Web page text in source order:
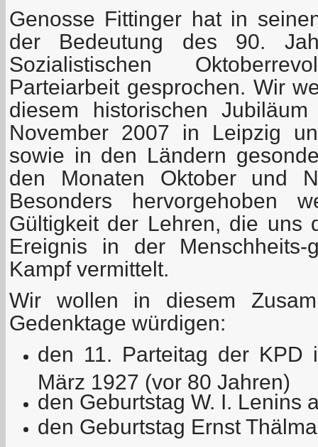
Genosse Fittinger hat in
der Bedeutung des 90.
Sozialistischen
Parteiarbeit gesprochen. Wir
diesem historischen
November 2007 in Leipzig
sowie in den Ländern
den Monaten Oktober und
Besonders hervorgehoben
Gültigkeit der Lehren, die uns
Ereignis in der Menschheits-
Kampf vermittelt.
Wir wollen in diesem
Gedenktage würdigen:
den 11. Parteitag der
März 1927 (vor 80 Jahren)
den Geburtstag W. I. Lenins
den Geburtstag Ernst